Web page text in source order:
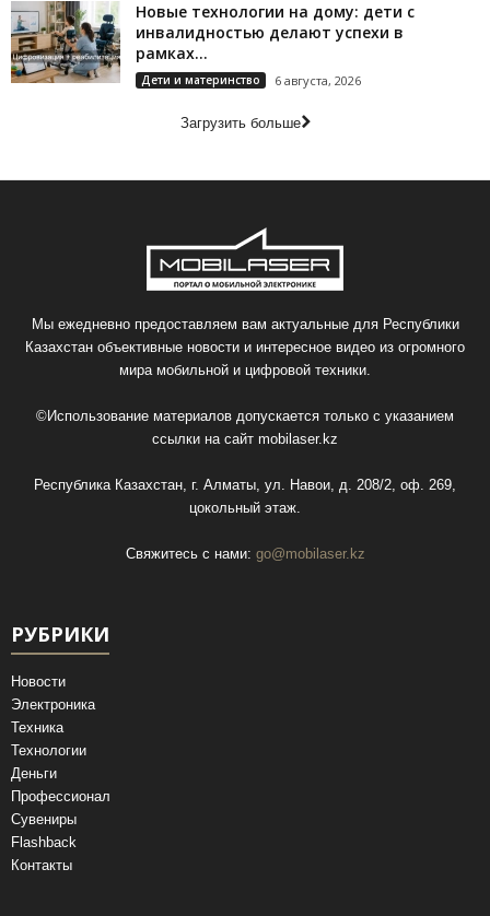
Новые технологии на дому: дети с
инвалидностью делают успехи в
рамках...
Дети и материнство 6 августа, 2026
Загрузить больше
Мы ежедневно предоставляем вам актуальные для Республики
Казахстан объективные новости и интересное видео из огромного
мира мобильной и цифровой техники.
©Использование материалов допускается только с указанием
ссылки на сайт mobilaser.kz
Республика Казахстан, г. Алматы, ул. Навои, д. 208/2, оф. 269,
цокольный этаж.
Свяжитесь с нами: go@mobilaser.kz
РУБРИКИ
Новости
Электроника
Техника
Технологии
Деньги
Профессионал
Сувениры
Flashback
Контакты